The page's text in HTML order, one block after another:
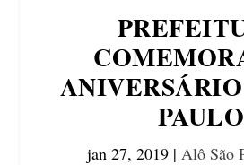
PAULO
jan 27, 2019| Alô São